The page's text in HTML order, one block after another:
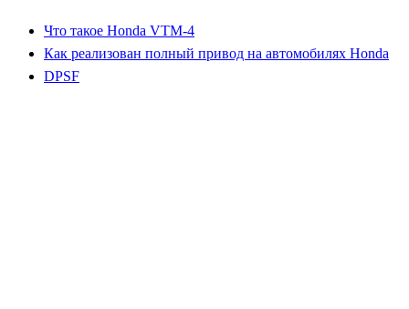
Что такое Honda VTM-4
Как реализован полный привод на автомобилях Honda
DPSF